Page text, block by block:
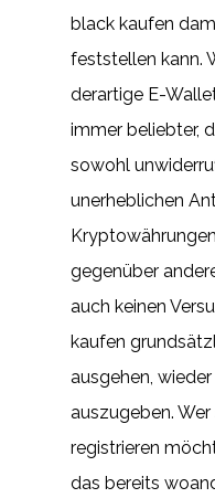
black kaufen
feststellen kann.
derartige E-
immer beliebter,
sowohl
unerheblichen
gegenüber
auch keinen
kaufen
ausgehen,
auszugeben.
registrieren
das bereits